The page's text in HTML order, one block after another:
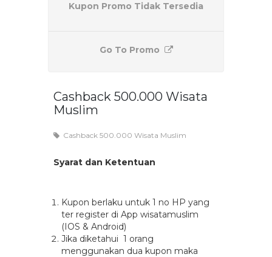
Kupon Promo Tidak Tersedia
Go To Promo
Cashback 500.000 Wisata
Muslim
Cashback 500.000 Wisata Muslim
Syarat dan Ketentuan
Kupon berlaku untuk 1 no HP yang
ter register di App wisatamuslim
(IOS & Android)
Jika diketahui 1 orang
menggunakan dua kupon maka